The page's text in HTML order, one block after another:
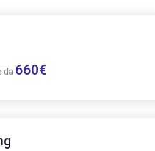
da 660€